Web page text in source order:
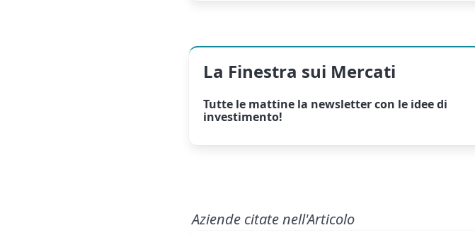
La Finestra sui Mercati
Tutte le mattine la newslettercon le idee di
investimento!
Aziende citate nell'Articolo